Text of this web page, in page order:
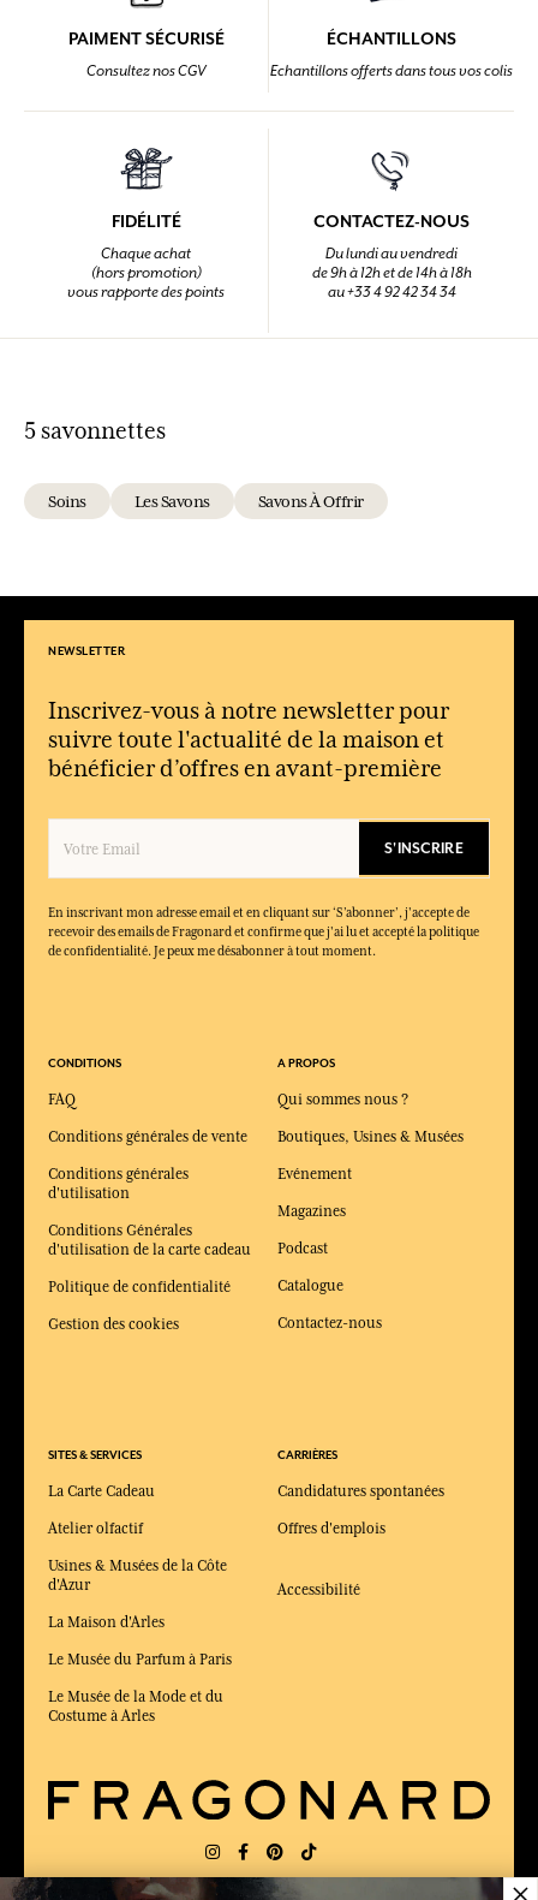
PAIMENT SÉCURISÉ
Consultez nos CGV
ÉCHANTILLONS
Echantillons offerts dans tous vos colis
FIDÉLITÉ
Chaque achat
(hors promotion)
vous rapporte des points
CONTACTEZ-NOUS
Du lundi au vendredi
de 9h à 12h et de 14h à 18h
au +33 4 92 42 34 34
5 savonnettes
Soins Les Savons Savons À Offrir
NEWSLETTER
Inscrivez-vous à notre newsletter pour
suivre toute l'actualité de la maison et
bénéficier d’offres en avant-première
S'INSCRIRE
En inscrivant mon adresse email et en cliquant sur ‘S’abonner’, j'accepte de
recevoir des emails de Fragonard et confirme que j'ai lu et accepté la politique
de confidentialité. Je peux me désabonner à tout moment.
CONDITIONS
FAQ
Conditions générales de vente
Conditions générales
d'utilisation
Conditions Générales
d'utilisation de la carte cadeau
Politique de confidentialité
Gestion des cookies
SITES & SERVICES
La Carte Cadeau
Atelier olfactif
Usines & Musées de la Côte
d'Azur
La Maison d'Arles
Le Musée du Parfum à Paris
Le Musée de la Mode et du
Costume à Arles
A PROPOS
Qui sommes nous ?
Boutiques, Usines & Musées
Evénement
Magazines
Podcast
Catalogue
Contactez-nous
CARRIÈRES
Candidatures spontanées
Offres d'emplois
Accessibilité